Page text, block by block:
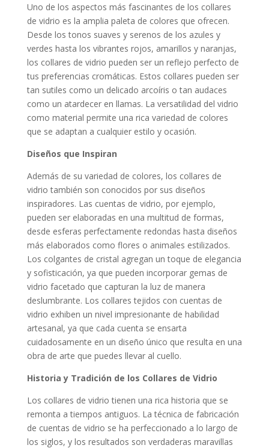
Uno de los aspectos más fascinantes de los collares
de vidrio es la amplia paleta de colores que ofrecen.
Desde los tonos suaves y serenos de los azules y
verdes hasta los vibrantes rojos, amarillos y naranjas,
los collares de vidrio pueden ser un reflejo perfecto de
tus preferencias cromáticas. Estos collares pueden ser
tan sutiles como un delicado arcoíris o tan audaces
como un atardecer en llamas. La versatilidad del vidrio
como material permite una rica variedad de colores
que se adaptan a cualquier estilo y ocasión.
Diseños que Inspiran
Además de su variedad de colores, los collares de
vidrio también son conocidos por sus diseños
inspiradores. Las cuentas de vidrio, por ejemplo,
pueden ser elaboradas en una multitud de formas,
desde esferas perfectamente redondas hasta diseños
más elaborados como flores o animales estilizados.
Los colgantes de cristal agregan un toque de elegancia
y sofisticación, ya que pueden incorporar gemas de
vidrio facetado que capturan la luz de manera
deslumbrante. Los collares tejidos con cuentas de
vidrio exhiben un nivel impresionante de habilidad
artesanal, ya que cada cuenta se ensarta
cuidadosamente en un diseño único que resulta en una
obra de arte que puedes llevar al cuello.
Historia y Tradición de los Collares de Vidrio
Los collares de vidrio tienen una rica historia que se
remonta a tiempos antiguos. La técnica de fabricación
de cuentas de vidrio se ha perfeccionado a lo largo de
los siglos, y los resultados son verdaderas maravillas